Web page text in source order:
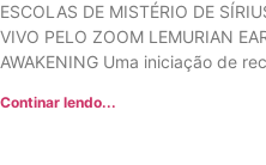
ESCOLAS DE MISTÉRIO DE
VIVO PELO ZOOM LEMURIAN
AWAKENING Uma iniciação de
Continar lendo...